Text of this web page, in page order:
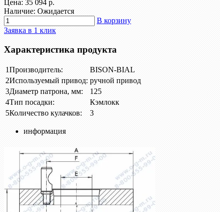
Цена: 35 094 р.
Наличие: Ожидается
В корзину
Заявка в 1 клик
Характеристика продукта
1Производитель:
BISON-BIAL
2Используемый привод: ручной привод
3Диаметр патрона, мм:
125
4Тип посадки:
Кэмлокк
5Количество кулачков: 3
информация